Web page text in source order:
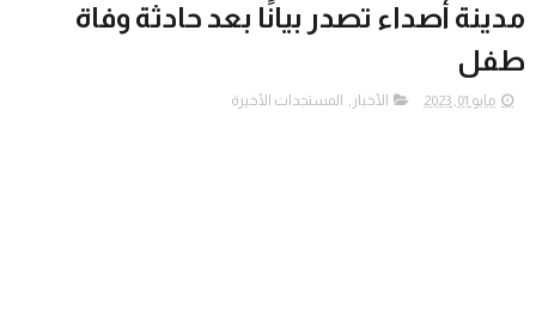
مدينة أصداء تصدر بيانًا بعد حادثة وفاة
طفل
مايو 01, 2023 الأخبار , المستجدات الأخيرة